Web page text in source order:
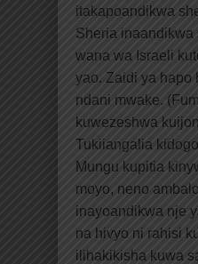
itakapoandikwa
Sheria inaandikwa
wana wa Israeli
yao. Zaidi ya hapo
ndani mwake.
kuwezeshwa
Tukiiangalia
Mungu kupitia
moyo, neno
inayoandikwa nje
na hivyo ni rahisi
ilihakikisha kuwa